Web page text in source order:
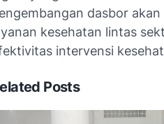
dasbor
kesehatan lintas
intervensi
Posts